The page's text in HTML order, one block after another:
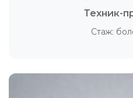
Техник-
Стаж: